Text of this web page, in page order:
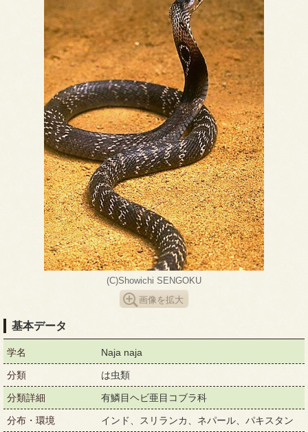
(C)Showichi SENGOKU
画像を拡大
基本データ
学名 Naja naja
分類 は虫類
分類詳細 有鱗目ヘビ亜目コブラ科
分布・環境 インド、スリランカ、ネパール、パキスタン